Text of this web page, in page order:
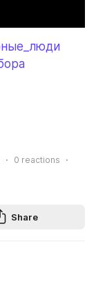
0 reactions
Share